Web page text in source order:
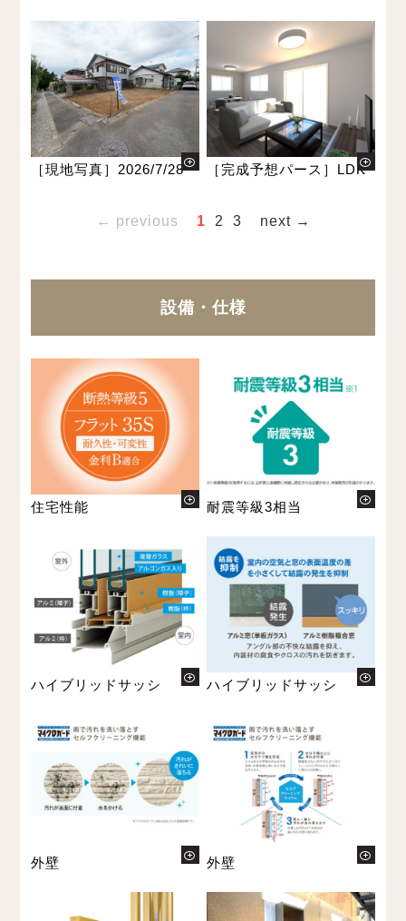
← previous 1 2 3 next →
［現地写真］2026/7/28 ［完成予想パース］LDK
設備・仕様
住宅性能 耐震等級3相当
ハイブリッドサッシ ハイブリッドサッシ
外壁 外壁